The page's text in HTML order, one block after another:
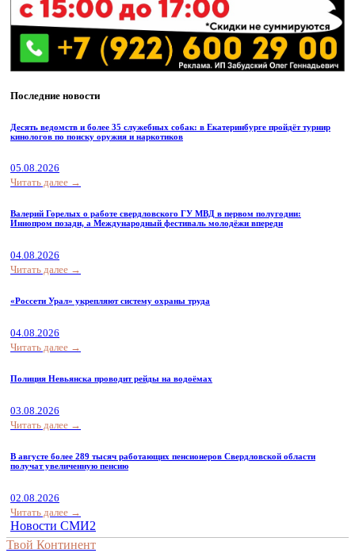
Последние новости
Десять ведомств и более 35 служебных собак: в Екатеринбурге пройдёт турнир
кинологов по поиску оружия и наркотиков
05.08.2026
Читать далее →
Валерий Горелых о работе свердловского ГУ МВД в первом полугодии:
Иннопром позади, а Международный фестиваль молодёжи впереди
04.08.2026
Читать далее →
«Россети Урал» укрепляют систему охраны труда
04.08.2026
Читать далее →
Полиция Невьянска проводит рейды на водоёмах
03.08.2026
Читать далее →
В августе более 289 тысяч работающих пенсионеров Свердловской области
получат увеличенную пенсию
02.08.2026
Читать далее →
Новости СМИ2
Твой Континент